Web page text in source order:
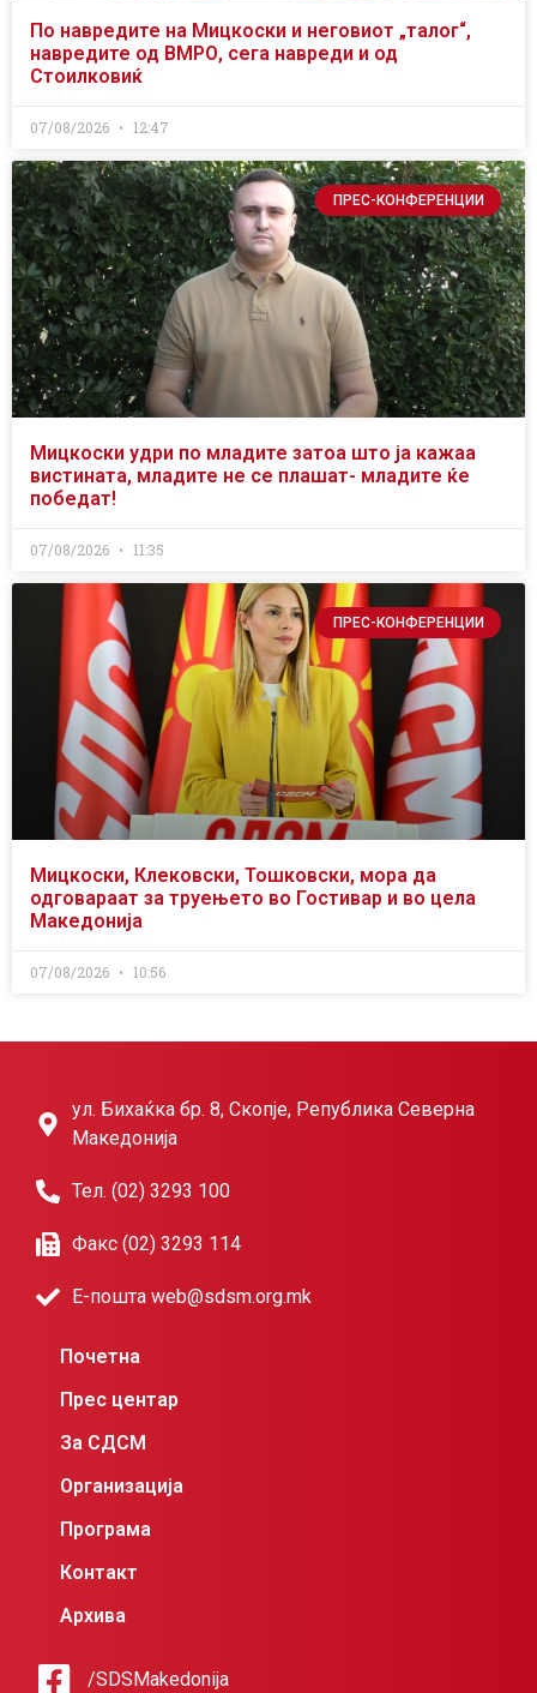
По навредите на Мицкоски и неговиот „талог“,
навредите од ВМРО, сега навреди и од
Стоилковиќ
07/08/2026 12:47
ПРЕС-КОНФЕРЕНЦИИ
Мицкоски удри по младите затоа што ја кажаа
вистината, младите не се плашат- младите ќе
победат!
07/08/2026 11:35
ПРЕС-КОНФЕРЕНЦИИ
Мицкоски, Клековски, Тошковски, мора да
одговараат за труењето во Гостивар и во цела
Македонија
07/08/2026 10:56
ул. Бихаќка бр. 8, Скопје, Република Северна
Македонија
Тел. (02) 3293 100
Факс (02) 3293 114
Е-пошта web@sdsm.org.mk
Почетна
Прес центар
За СДСМ
Организација
Програма
Контакт
Архива
/SDSMakedonija